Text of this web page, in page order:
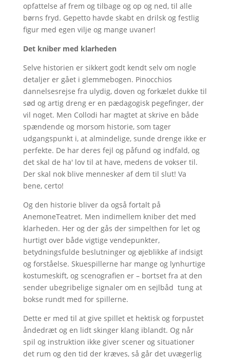
opfattelse af frem og tilbage og op og ned, til alle
børns fryd. Gepetto havde skabt en drilsk og festlig
figur med egen vilje og mange uvaner!
Det kniber med klarheden
Selve historien er sikkert godt kendt selv om nogle
detaljer er gået i glemmebogen. Pinocchios
dannelsesrejse fra ulydig, doven og forkælet dukke til
sød og artig dreng er en pædagogisk pegefinger, der
vil noget. Men Collodi har magtet at skrive en både
spændende og morsom historie, som tager
udgangspunkt i, at almindelige, sunde drenge ikke er
perfekte. De har deres fejl og påfund og indfald, og
det skal de ha' lov til at have, medens de vokser til.
Der skal nok blive mennesker af dem til slut! Va
bene, certo!
Og den historie bliver da også fortalt på
AnemoneTeatret. Men indimellem kniber det med
klarheden. Her og der gås der simpelthen for let og
hurtigt over både vigtige vendepunkter,
betydningsfulde beslutninger og øjeblikke af indsigt
og forståelse. Skuespillerne har mange og lynhurtige
kostumeskift, og scenografien er ­– bortset fra at den
sender ubegribelige signaler om en sejlbåd ­ tung at
bokse rundt med for spillerne.
Dette er med til at give spillet et hektisk og forpustet
åndedræt og en lidt skinger klang iblandt. Og når
spil og instruktion ikke giver scener og situationer
det rum og den tid der kræves, så går det uvægerlig